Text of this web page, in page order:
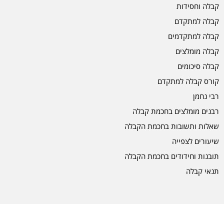
קבלה וחסידות
קבלה למתקדם
קבלה למתקדמים
קבלה מומלצים
קבלה סיכומים
קורס קבלה למתקדם
רבי נחמן
רבנים מומלצים בחכמת קבלה
שאלות ותשובות בחכמת הקבלה
שיעורים לצפייה
תובנות וחידודים בחכמת הקבלה
תנאי קבלה